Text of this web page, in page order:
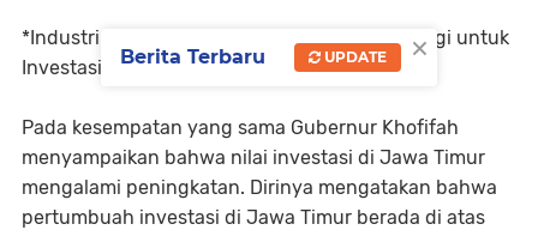
*Industri di Jawa Timur Mendapat Atensi Tinggi untuk
Investasi*
Pada kesempatan yang sama Gubernur Khofifah
menyampaikan bahwa nilai investasi di Jawa Timur
mengalami peningkatan. Dirinya mengatakan bahwa
pertumbuah investasi di Jawa Timur berada di atas
×
Berita Terbaru UPDATE